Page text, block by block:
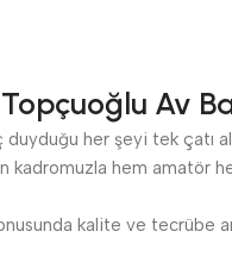
Av
duyduğu her şeyi tek
hem amatör
kalite ve tecrübe